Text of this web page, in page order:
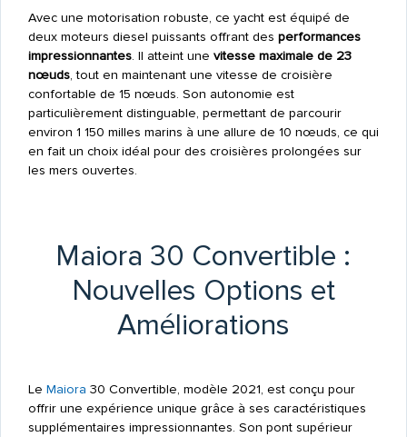
Avec une motorisation robuste, ce yacht est équipé de
deux moteurs diesel puissants offrant des performances
impressionnantes. Il atteint une vitesse maximale de 23
nœuds, tout en maintenant une vitesse de croisière
confortable de 15 nœuds. Son autonomie est
particulièrement distinguable, permettant de parcourir
environ 1 150 milles marins à une allure de 10 nœuds, ce qui
en fait un choix idéal pour des croisières prolongées sur
les mers ouvertes.
Maiora 30 Convertible :
Nouvelles Options et
Améliorations
Le Maiora 30 Convertible, modèle 2021, est conçu pour
offrir une expérience unique grâce à ses caractéristiques
supplémentaires impressionnantes. Son pont supérieur